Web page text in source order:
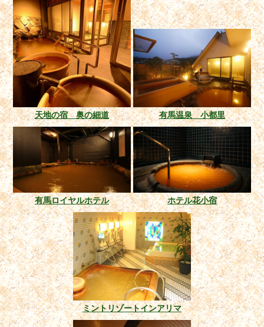
天地の宿 奥の細道 有馬温泉 小都里
有馬ロイヤルホテル ホテル花小宿
ミントリゾートインアリマ